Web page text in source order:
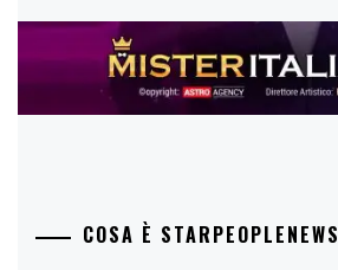
COSA È STARPEOPLENEWS